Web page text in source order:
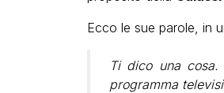
Ecco le sue parole, in
Ti dico una
programma